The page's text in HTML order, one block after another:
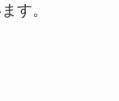
す。